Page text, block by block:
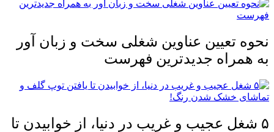
نحوه تعیین عناوین شغلی سخت و زبان آور
به همراه جدیدترین فهرست
۵ شغل عجیب و غریب در دنیا، از خوابیدن تا